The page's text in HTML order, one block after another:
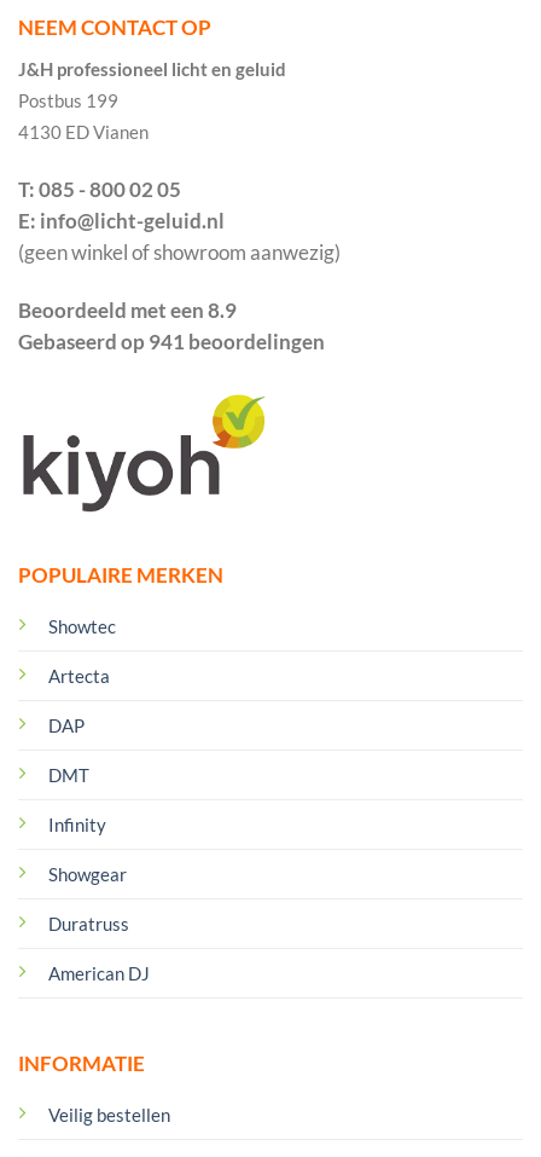
POPULAIRE MERKEN
Showtec
Artecta
DAP
DMT
Infinity
Showgear
Duratruss
American DJ
INFORMATIE
Veilig bestellen
NEEM CONTACT OP
J&H professioneel licht en geluid
Postbus 199
4130 ED Vianen
T: 085 - 800 02 05
E: info@licht-geluid.nl
(geen winkel of showroom aanwezig)
Beoordeeld met een 8.9
Gebaseerd op 941 beoordelingen